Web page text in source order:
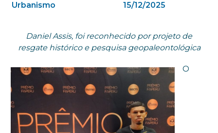
Urbanismo
15/12/2025
Daniel Assis, foi reconhecido por projeto de
resgate histórico e pesquisa geopaleontológica
O